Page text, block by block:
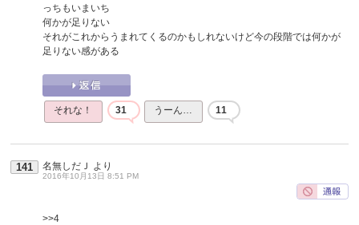
っちもいまいち
何かが足りない
それがこれからうまれてくるのかもしれないけど今の段階では何かが
足りない感がある
それな！ 31 うーん… 11
141 名無しだＪ より
2016年10月13日 8:51 PM
>>4